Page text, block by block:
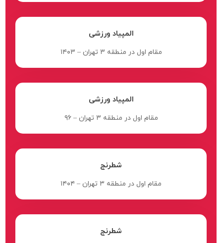
المپیاد ورزشی
مقام اول در منطقه ۳ تهران – ۱۴۰۳
المپیاد ورزشی
مقام اول در منطقه ۳ تهران – ۹۶
شطرنج
مقام اول در منطقه ۳ تهران – ۱۴۰۴
شطرنج